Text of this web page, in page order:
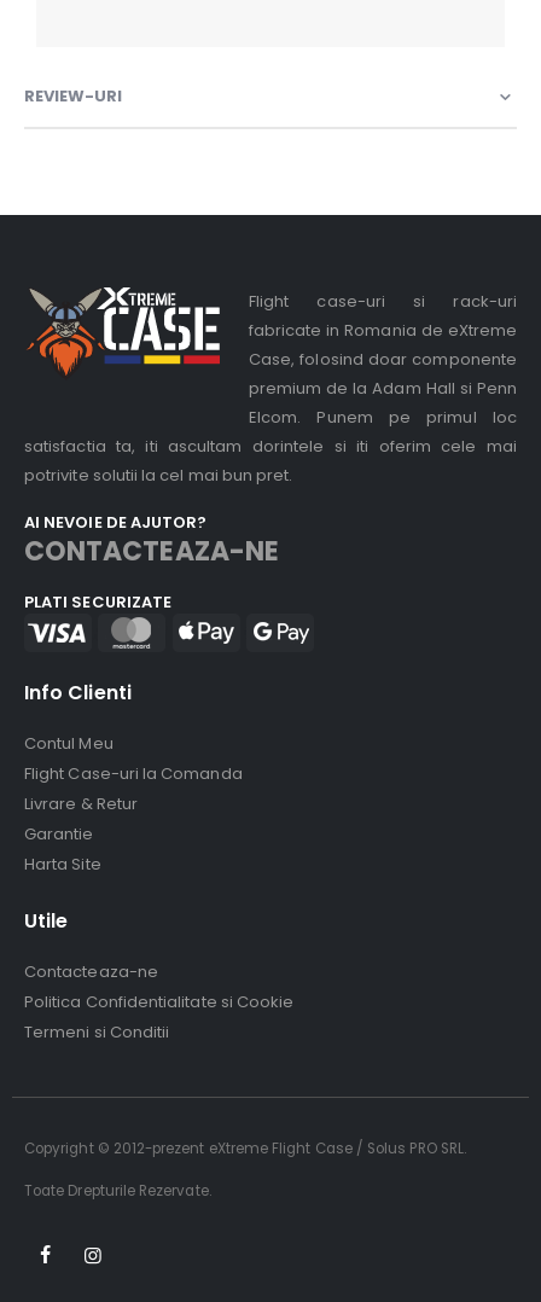
REVIEW-URI
Flight case-uri si rack-uri
fabricate in Romania de eXtreme
Case, folosind doar componente
premium de la Adam Hall si Penn
Elcom. Punem pe primul loc
satisfactia ta, iti ascultam dorintele si iti oferim cele mai
potrivite solutii la cel mai bun pret.
AI NEVOIE DE AJUTOR?
CONTACTEAZA-NE
PLATI SECURIZATE
Info Clienti
Contul Meu
Flight Case-uri la Comanda
Livrare & Retur
Garantie
Harta Site
Utile
Contacteaza-ne
Politica Confidentialitate si Cookie
Termeni si Conditii
Copyright © 2012-prezent eXtreme Flight Case / Solus PRO SRL.
Toate Drepturile Rezervate.